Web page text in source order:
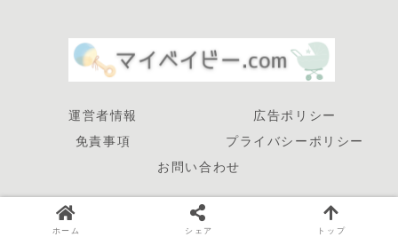
運営者情報
広告ポリシー
免責事項
プライバシーポリシー
お問い合わせ
© 2025 マイベイビー.com.
ホーム シェア トップ